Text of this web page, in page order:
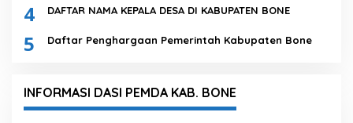
4 DAFTAR NAMA KEPALA DESA DI KABUPATEN BONE
5 Daftar Penghargaan Pemerintah Kabupaten Bone
INFORMASI DASI PEMDA KAB. BONE